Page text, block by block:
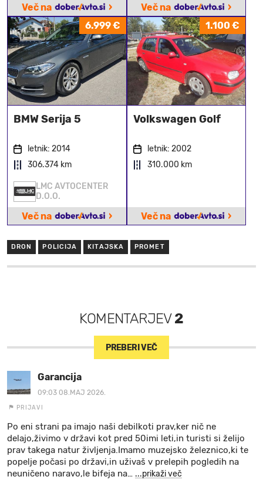
Več na › Več na ›
6.999 €
BMW Serija 5
letnik: 2014
306.374 km
LMC AVTOCENTER
D.O.O.
Več na ›
1.100 €
Volkswagen Golf
letnik: 2002
310.000 km
Več na ›
DRON POLICIJA KITAJSKA PROMET
KOMENTARJEV2
PREBERI VEČ
Garancija
09:03 08.MAJ 2026.
PRIJAVI
Po eni strani pa imajo naši debilkoti prav,ker nič ne
delajo,živimo v državi kot pred 50imi leti,in turisti si želijo
prav takega natur življenja.Imamo muzejsko železnico,ki te
popelje počasi po državi,in uživaš v prelepih pogledih na
neuničeno naravo,le bifeja na… ...prikaži več